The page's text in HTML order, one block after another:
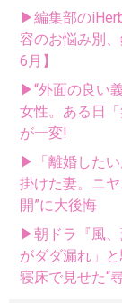
▶編集部の
容のお悩み別
6月】
▶“外面の良い
女性。ある日
が一変!
▶「離婚したい
掛けた妻。ニ
開”に大後悔
▶朝ドラ『風
がダダ漏れ」
寝床で見せた“